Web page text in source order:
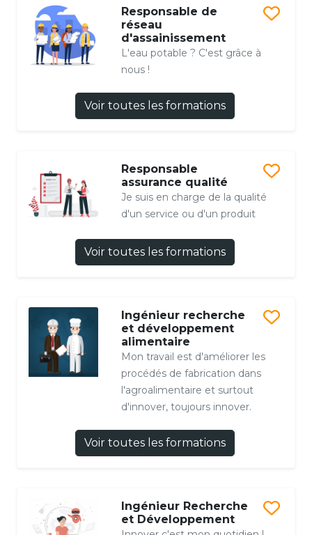
Responsable de
réseau
d'assainissement
L'eau potable ? C'est grâce à
nous !
Voir toutes les formations
Responsable
assurance qualité
Je suis en charge de la qualité
d'un service ou d'un produit
Voir toutes les formations
Ingénieur recherche
et développement
alimentaire
Mon travail est d'améliorer les
procédés de fabrication dans
l'agroalimentaire et surtout
d'innover, toujours innover.
Voir toutes les formations
Ingénieur Recherche
et Développement